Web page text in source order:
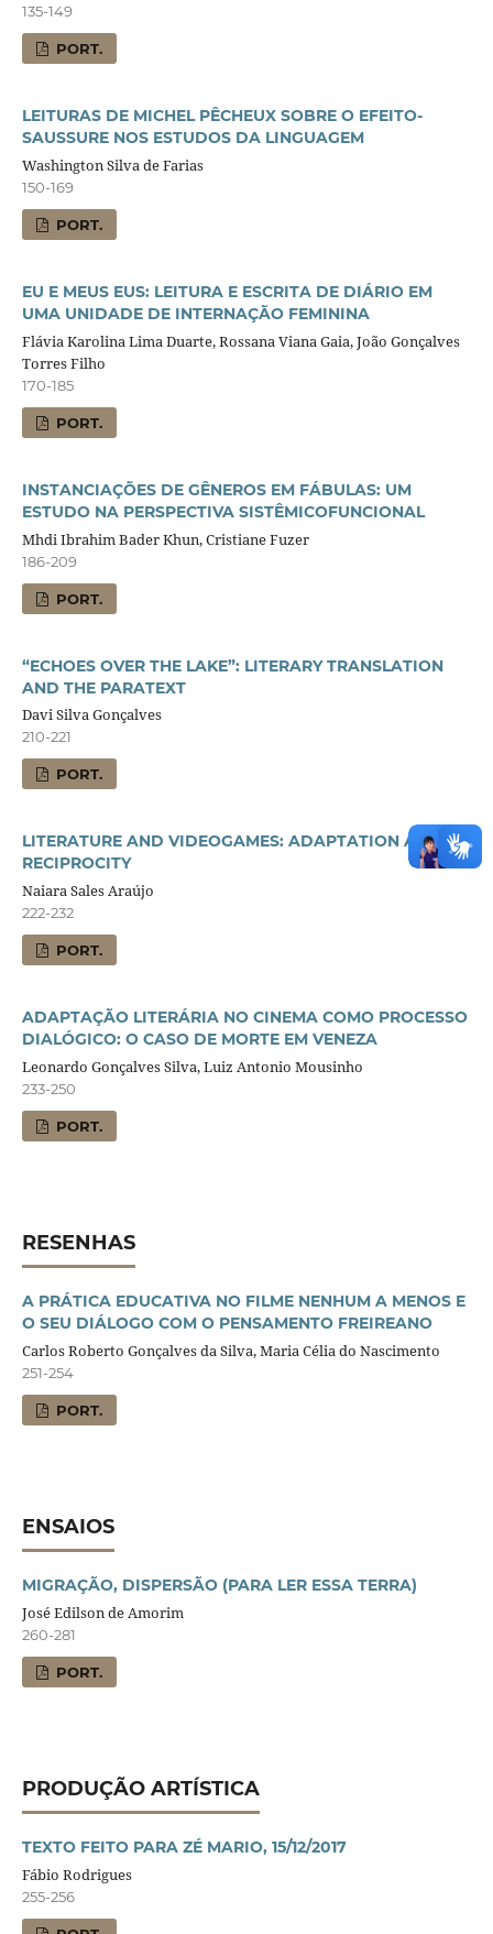
135-149
PORT.
LEITURAS DE MICHEL PÊCHEUX SOBRE O EFEITO-
SAUSSURE NOS ESTUDOS DA LINGUAGEM
Washington Silva de Farias
150-169
PORT.
EU E MEUS EUS: LEITURA E ESCRITA DE DIÁRIO EM
UMA UNIDADE DE INTERNAÇÃO FEMININA
Flávia Karolina Lima Duarte, Rossana Viana Gaia, João Gonçalves
Torres Filho
170-185
PORT.
INSTANCIAÇÕES DE GÊNEROS EM FÁBULAS: UM
ESTUDO NA PERSPECTIVA SISTÊMICOFUNCIONAL
Mhdi Ibrahim Bader Khun, Cristiane Fuzer
186-209
PORT.
“ECHOES OVER THE LAKE”: LITERARY TRANSLATION
AND THE PARATEXT
Davi Silva Gonçalves
210-221
PORT.
LITERATURE AND VIDEOGAMES: ADAPTATION AND
RECIPROCITY
Naiara Sales Araújo
222-232
PORT.
ADAPTAÇÃO LITERÁRIA NO CINEMA COMO PROCESSO
DIALÓGICO: O CASO DE MORTE EM VENEZA
Leonardo Gonçalves Silva, Luiz Antonio Mousinho
233-250
PORT.
RESENHAS
A PRÁTICA EDUCATIVA NO FILME NENHUM A MENOS E
O SEU DIÁLOGO COM O PENSAMENTO FREIREANO
Carlos Roberto Gonçalves da Silva, Maria Célia do Nascimento
251-254
PORT.
ENSAIOS
MIGRAÇÃO, DISPERSÃO (PARA LER ESSA TERRA)
José Edilson de Amorim
260-281
PORT.
PRODUÇÃO ARTÍSTICA
TEXTO FEITO PARA ZÉ MARIO, 15/12/2017
Fábio Rodrigues
255-256